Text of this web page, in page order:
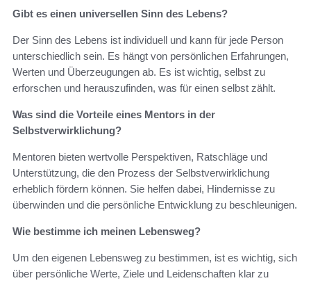
Gibt es einen universellen Sinn des Lebens?
Der Sinn des Lebens ist individuell und kann für jede Person
unterschiedlich sein. Es hängt von persönlichen Erfahrungen,
Werten und Überzeugungen ab. Es ist wichtig, selbst zu
erforschen und herauszufinden, was für einen selbst zählt.
Was sind die Vorteile eines Mentors in der
Selbstverwirklichung?
Mentoren bieten wertvolle Perspektiven, Ratschläge und
Unterstützung, die den Prozess der Selbstverwirklichung
erheblich fördern können. Sie helfen dabei, Hindernisse zu
überwinden und die persönliche Entwicklung zu beschleunigen.
Wie bestimme ich meinen Lebensweg?
Um den eigenen Lebensweg zu bestimmen, ist es wichtig, sich
über persönliche Werte, Ziele und Leidenschaften klar zu